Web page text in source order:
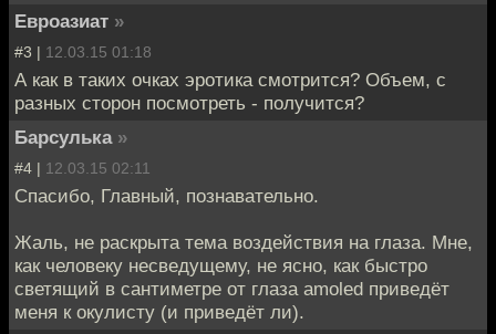
Евроазиат »
#3 | 12.03.15 01:18
А как в таких очках эротика смотрится? Объем, с
разных сторон посмотреть - получится?
Барсулька »
#4 | 12.03.15 02:11
Спасибо, Главный, познавательно.
Жаль, не раскрыта тема воздействия на глаза. Мне,
как человеку несведущему, не ясно, как быстро
светящий в сантиметре от глаза amoled приведёт
меня к окулисту (и приведёт ли).